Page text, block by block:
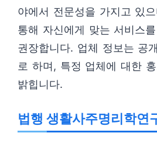
야에서 전문성을 가지고 있
통해 자신에게 맞는 서비스
권장합니다. 업체 정보는 공
로 하며, 특정 업체에 대한
밝힙니다.
법행 생활사주명리학연